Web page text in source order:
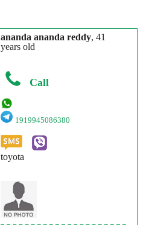
ananda ananda reddy, 41
years old
Call
1919945086380
toyota